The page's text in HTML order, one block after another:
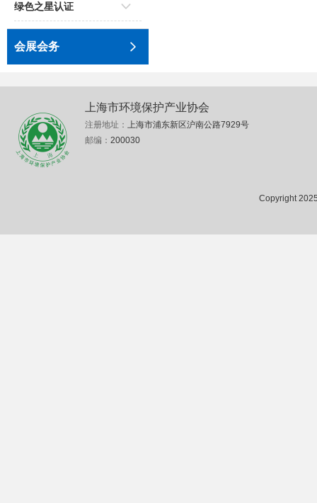
绿色之星认证
会展会务
上海市环境保护产业协会
注册地址： 上海市浦东新区沪南公路7929号
邮编： 200030
Copyright